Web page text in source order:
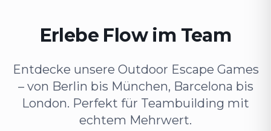
Erlebe Flow im Team
Entdecke unsere Outdoor Escape Games
– von Berlin bis München, Barcelona bis
London. Perfekt für Teambuilding mit
echtem Mehrwert.